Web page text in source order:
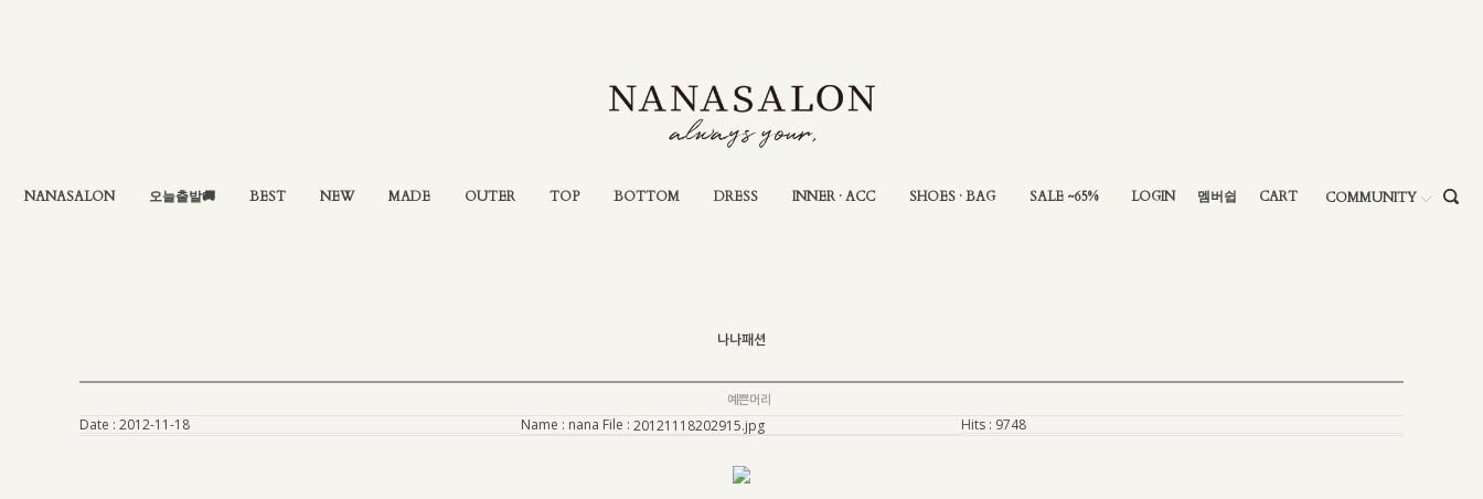
NANASALON 오늘출발🚚 BEST NEW MADE OUTER TOP BOTTOM DRESS INNER · ACC SHOES · BAG SALE ~65% LOGIN 멤버쉽 CART COMMUNITY
나나패션
예쁜머리
Date : 2012-11-18 Name : nana File : 20121118202915.jpg Hits : 9748